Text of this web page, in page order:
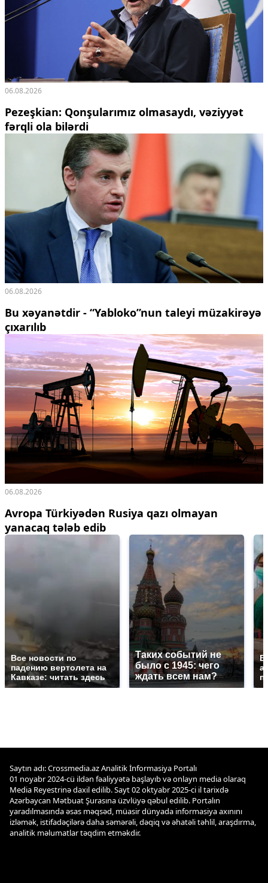
06.08.2026
Pezeşkian: Qonşularımız olmasaydı, vəziyyət
fərqli ola bilərdi
06.08.2026
Bu xəyanətdir - “Yabloko”nun taleyi müzakirəyə
çıxarılıb
06.08.2026
Avropa Türkiyədən Rusiya qazı olmayan
yanacaq tələb edib
Все новости по
падению вертолета на
Кавказе: читать здесь
Таких событий не
было с 1945: чего
ждать всем нам?
В
Saytın adı: Crossmedia.az Analitik İnformasiya Portalı
01 noyabr 2024-cü ildən fəaliyyətə başlayıb və onlayn media olaraq
Media Reyestrinə daxil edilib. Sayt 02 oktyabr 2025-ci il tarixdə
Azərbaycan Mətbuat Şurasına üzvlüyə qəbul edilib. Portalın
yaradılmasında əsas məqsəd, müasir dünyada informasiya axınını
izləmək, istifadəçilərə daha səmərəli, dəqiq və əhatəli təhlil, araşdırma,
analitik məlumatlar təqdim etməkdir.